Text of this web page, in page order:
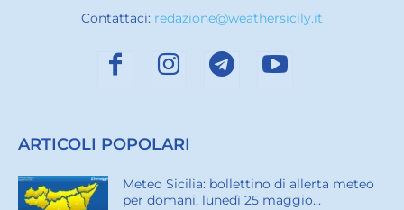
Contattaci: redazione@weathersicily.it
ARTICOLI POPOLARI
Meteo Sicilia: bollettino di allerta meteo
per domani, lunedì 25 maggio...